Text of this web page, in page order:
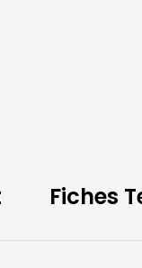
Fiches